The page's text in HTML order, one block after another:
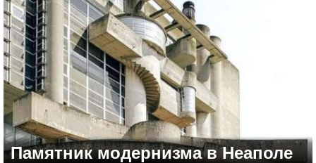
Памятник модернизма в Неаполе